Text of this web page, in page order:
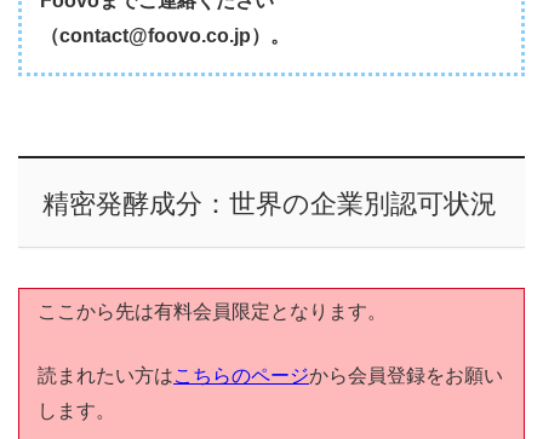
（contact@foovo.co.jp）。
精密発酵成分：世界の企業別認可状況
ここから先は有料会員限定となります。
読まれたい方はこちらのページから会員登録をお願い
します。